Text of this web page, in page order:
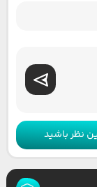
نظر باشید